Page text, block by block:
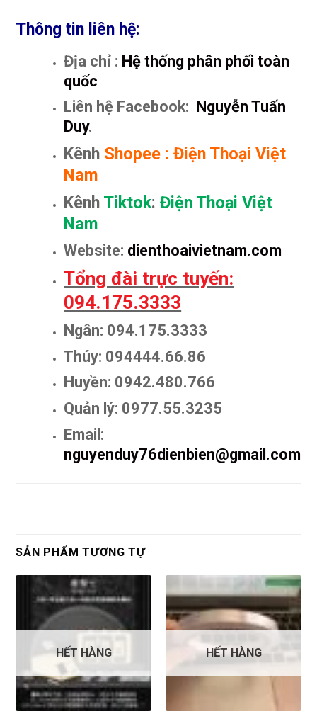
Thông tin liên hệ:
Địa chỉ : Hệ thống phân phối toàn
quốc
Liên hệ Facebook: Nguyễn Tuấn
Duy.
Kênh Shopee :Điện Thoại Việt
Nam
Kênh Tiktok:Điện Thoại Việt
Nam
Website: dienthoaivietnam.com
Tổng đài trực tuyến:
094.175.3333
Ngân: 094.175.3333
Thúy: 094444.66.86
Huyền: 0942.480.766
Quản lý: 0977.55.3235
Email:
nguyenduy76dienbien@gmail.com
SẢN PHẨM TƯƠNG TỰ
HẾT HÀNG HẾT HÀNG